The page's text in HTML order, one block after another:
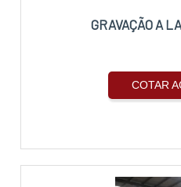
GRAVAÇÃO A
COTAR